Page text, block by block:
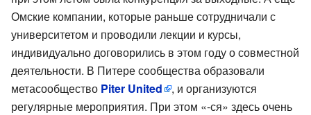
Омские компании, которые раньше сотрудничали с
университетом и проводили лекции и курсы,
индивидуально договорились в этом году о совместной
деятельности. В Питере сообщества образовали
метасообщество Piter United
, и организуются
регулярные мероприятия. При этом «-ся» здесь очень